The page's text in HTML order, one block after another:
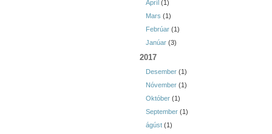
Apríl (1)
Mars (1)
Febrúar (1)
Janúar (3)
2017
Desember (1)
Nóvember (1)
Október (1)
September (1)
ágúst (1)